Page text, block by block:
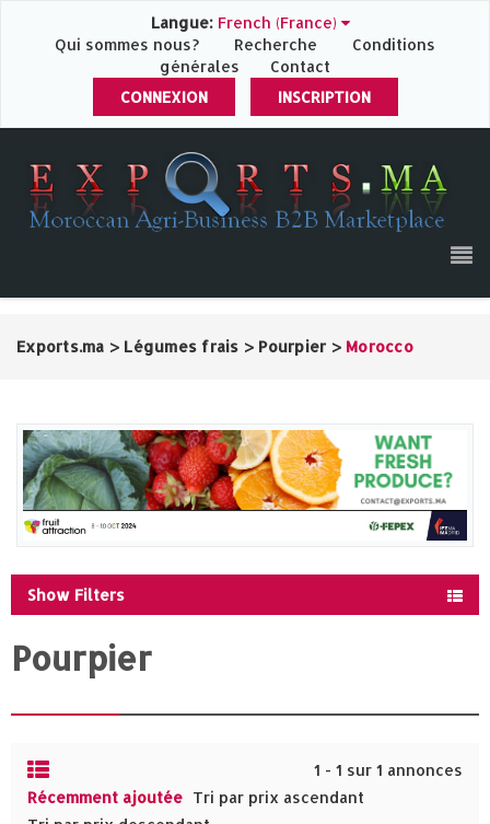
Langue: French (France)
Qui sommes nous?
Recherche
Conditions
générales
Contact
CONNEXION
INSCRIPTION
Exports.ma > Légumes frais > Pourpier > Morocco
Show Filters
Pourpier
1 - 1 sur 1 annonces
Récemment ajoutée Tri par prix ascendant